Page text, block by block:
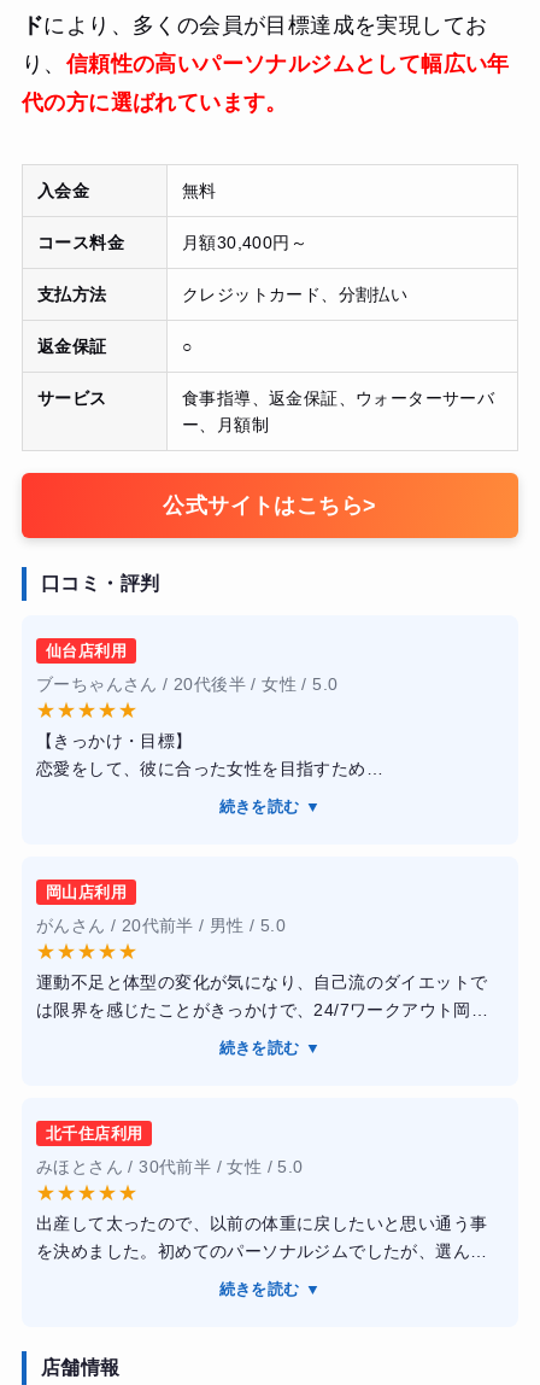
ドにより、多くの会員が目標達成を実現してお
り、 信頼性の高いパーソナルジムとして幅広い年
代の方に選ばれています。
入会金 無料
コース料金 月額30,400円～
支払方法 クレジットカード、分割払い
返金保証 ○
サービス
食事指導、返金保証、ウォーターサーバ
ー、月額制
公式サイトはこちら>
口コミ・評判
仙台店利用
ブーちゃんさん / 20代後半 / 女性 / 5.0
★★★★★
【きっかけ・目標】
恋愛をして、彼に合った女性を目指すため
の指導も、愛のある厳しさでした。また、丁寧に教えて下
ったりフォームが綺麗だと褒めてもくださりモチベーショ
ンを上げながらトレーニングできました。
【結果】
結果、半年くらい通いましたが10キロ落としました！
また食事を意識したり水をたくさん飲むなど、生活習慣も
続きを読む ▼
岡山店利用
がんさん / 20代前半 / 男性 / 5.0
★★★★★
運動不足と体型の変化が気になり、自己流のダイエットで
は限界を感じたことがきっかけで、24/7ワークアウト岡山
店に通い始めました。短期間でしっかり結果を出し、健康
を気にせず集中でき、トレーナーの方がフォームや呼吸ま
で丁寧に指導してくれるため、運動が苦手な私でも安心し
て取り組めました。また、食事指導も無理な制限ではな
く、日常生活に取り入れやすい内容だった点がとても良か
ったです。通い続けるうちに体重が落ちただけでなく、体
が引き締まり、疲れにくくなるなど生活面でも良い変化を
実感できました。運動や食事への意識が自然と高まり、ト
続きを読む ▼
北千住店利用
みほとさん / 30代前半 / 女性 / 5.0
★★★★★
出産して太ったので、以前の体重に戻したいと思い通う事
を決めました。初めてのパーソナルジムでしたが、選んで
良かったです。当人の目標や悩みに寄り添いながら、最適
て頂ける上、完全個室なので集中してトレーニングに取り
続きを読む ▼
店舗情報